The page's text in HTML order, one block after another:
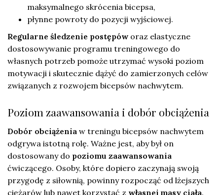
maksymalnego skrócenia bicepsa,
płynne powroty do pozycji wyjściowej.
Regularne śledzenie postępów oraz elastyczne
dostosowywanie programu treningowego do
własnych potrzeb pomoże utrzymać wysoki poziom
motywacji i skutecznie dążyć do zamierzonych celów
związanych z rozwojem bicepsów nachwytem.
Poziom zaawansowania i dobór obciążenia
Dobór obciążenia w treningu bicepsów nachwytem
odgrywa istotną rolę. Ważne jest, aby był on
dostosowany do poziomu zaawansowania
ćwiczącego. Osoby, które dopiero zaczynają swoją
przygodę z siłownią, powinny rozpocząć od lżejszych
ciężarów lub nawet korzystać z własnej masy ciała.